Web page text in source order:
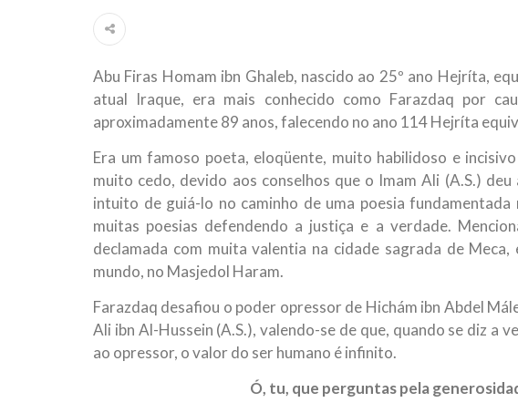
10 DE NOVEMBRO DE 2013
Falecimento do Imam Ali Ibn Al-Hussein (A.S.)
Em nome de Deus, o Clemente, o Misericordioso! Diante da data
relembramos o martírio do quarto Imam dos muçulmanos, o Imam
Abu Firas Homam ibn Ghaleb, nascido ao 25º ano Hejríta,
atual Iraque, era mais conhecido como Farazdaq por
aproximadamente 89 anos, falecendo no ano 114 Hejríta
Era um famoso poeta, eloqüente, muito habilidoso e
muito cedo, devido aos conselhos que o Imam Ali (A.S.)
intuito de guiá-lo no caminho de uma poesia
muitas poesias defendendo a justiça e a verdade.
declamada com muita valentia na cidade sagrada de
mundo, no Masjedol Haram.
Farazdaq desafiou o poder opressor de Hichám ibn Abdel
Ali ibn Al-Hussein (A.S.), valendo-se de que, quando se diz a
ao opressor, o valor do ser humano é infinito.
Ó, tu, que perguntas pela